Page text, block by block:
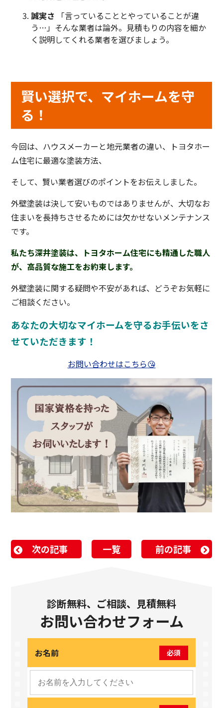
誠実さ 「言っていることとやっていることが違
う…」そんな業者は論外。見積もりの内容を細か
く説明してくれる業者を選びましょう。
賢い選択で、マイホームを守
る！
今回は、ハウスメーカーと地元業者の違い、トヨタホー
ム住宅に最適な塗装方法、
そして、賢い業者選びのポイントをお伝えしました。
外壁塗装は決して安いものではありませんが、大切なお
住まいを長持ちさせるためには欠かせないメンテナンス
です。
私たち深井塗装は、トヨタホーム住宅にも精通した職人
が、高品質な施工をお約束します。
外壁塗装に関する疑問や不安があれば、どうぞお気軽に
ご相談ください。
あなたの大切なマイホームを守るお手伝いをさ
せていただきます！
お問い合わせはこちら😘
次の記事 一覧 前の記事
診断無料、ご相談、見積無料
お問い合わせフォーム
お名前 必須